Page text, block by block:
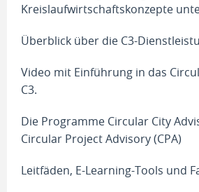
Kreislaufwirtschaftskonzepte
Überblick über die C3-
Video mit Einführung in das
C3.
Die Programme Circular City
Circular Project Advisory (CPA)
Leitfäden, E-Learning-Tools und